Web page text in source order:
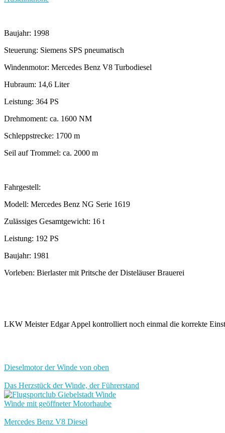
Baujahr: 1998
Steuerung: Siemens SPS pneumatisch
Windenmotor: Mercedes Benz V8 Turbodiesel
Hubraum: 14,6 Liter
Leistung: 364 PS
Drehmoment: ca. 1600 NM
Schleppstrecke: 1700 m
Seil auf Trommel: ca. 2000 m
Fahrgestell:
Modell: Mercedes Benz NG Serie 1619
Zulässiges Gesamtgewicht: 16 t
Leistung: 192 PS
Baujahr: 1981
Vorleben: Bierlaster mit Pritsche der Disteläuser Brauerei
LKW Meister Edgar Appel kontrolliert noch einmal die korrekte
Dieselmotor der Winde von oben
Das Herzstück der Winde, der Führerstand
Winde mit geöffneter Motorhaube
Mercedes Benz V8 Diesel